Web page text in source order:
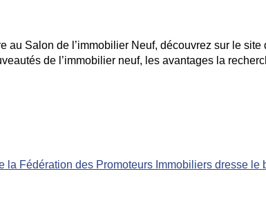
au Salon de l’immobilier Neuf, découvrez sur le site
de l’immobilier neuf, les avantages la
la Fédération des Promoteurs Immobiliers dresse le